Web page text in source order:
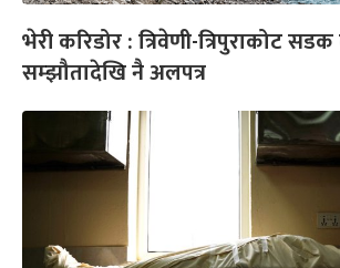
भेरी करिडोर : त्रिवेणी-त्रिपुराकोट
सम्झौतादेखि नै अलपत्र